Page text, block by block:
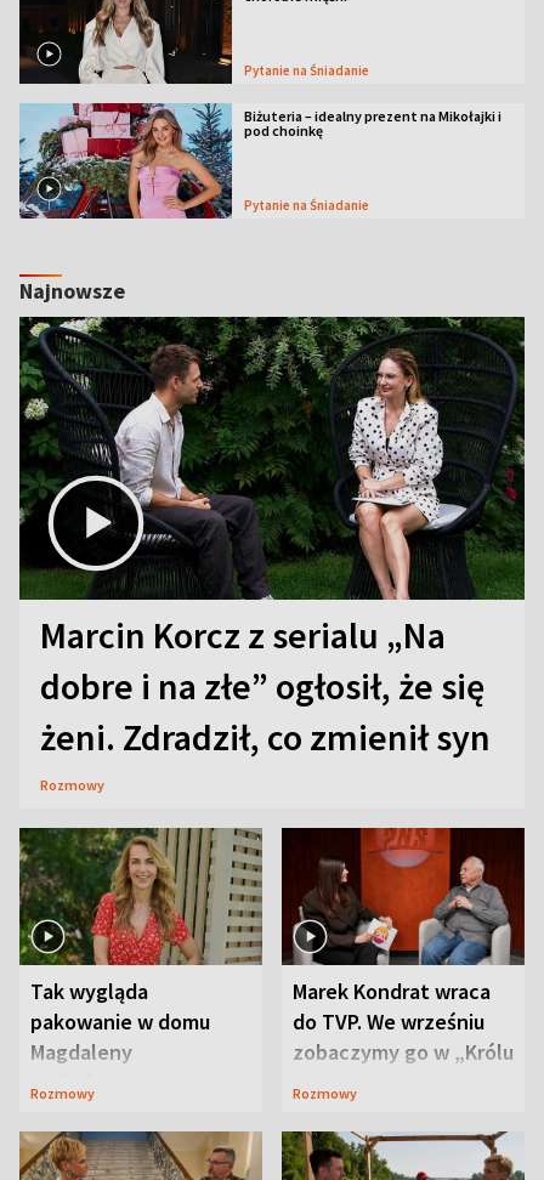
Pytanie na Śniadanie
Biżuteria – idealny prezent na Mikołajki i
pod choinkę
Pytanie na Śniadanie
Najnowsze
Marcin Korcz z serialu „Na
dobre i na złe” ogłosił, że się
żeni. Zdradził, co zmienił syn
Rozmowy
Tak wygląda
pakowanie w domu
Magdaleny
Waligórskiej-Lisieckiej.
Rozmowy
Marek Kondrat wraca
do TVP. We wrześniu
zobaczymy go w „Królu
Maciusiu I”
Rozmowy